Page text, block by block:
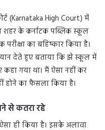
(Karnataka High Court) में
शहर के कर्नाटक पब्लिक स्कूल
परीक्षा का बहिष्कार किया है।
देते हुए बताया कि झे स्कूल में
गया था। मैं ऐसा नहीं कर
होने का फैसला किया है।
से कतरा रहे
ही किया है। इसके अलावा